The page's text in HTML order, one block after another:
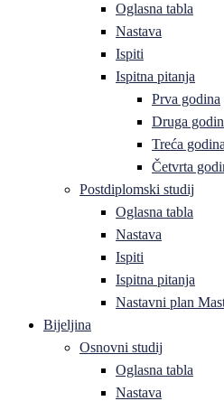
Oglasna tabla
Nastava
Ispiti
Ispitna pitanja
Prva godina
Druga
Treća godina
Četvrta
Postdiplomski studij
Oglasna tabla
Nastava
Ispiti
Ispitna pitanja
Nastavni plan
Bijeljina
Osnovni studij
Oglasna tabla
Nastava